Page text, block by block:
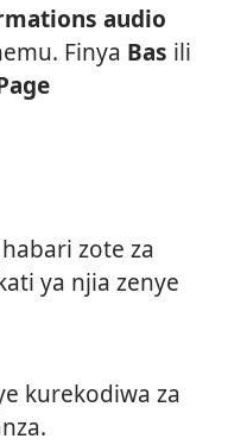
audio
Finya Bas ili
zote za
ya njia zenye
kurekodiwa za